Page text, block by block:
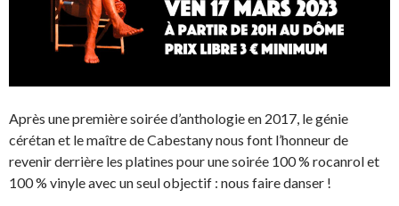
Après une première soirée d’anthologie en 2017, le génie
cérétan et le maître de Cabestany nous font l’honneur de
revenir derrière les platines pour une soirée 100 % rocanrol et
100 % vinyle avec un seul objectif : nous faire danser !